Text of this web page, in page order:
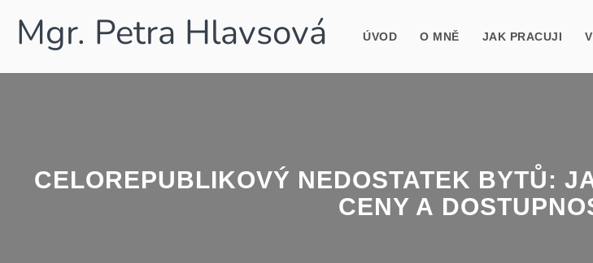
Mgr. Petra Hlavsová ÚVOD O MNĚ JAK PRACUJI
CELOREPUBLIKOVÝ NEDOSTATEK BYTŮ:
CENY A